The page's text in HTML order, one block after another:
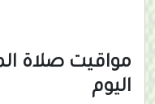
مواقيت صلاة
اليوم